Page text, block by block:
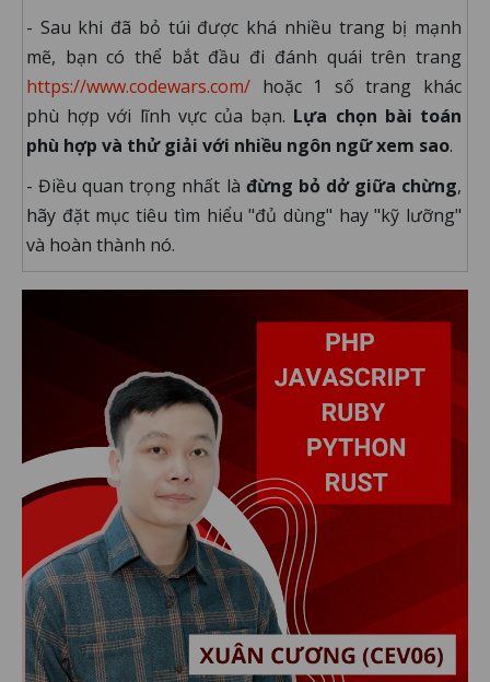
- Sau khi đã bỏ túi được khá nhiều trang bị mạnh
mẽ, bạn có thể bắt đầu đi đánh quái trên trang
https://www.codewars.com/ hoặc 1 số trang khác
phù hợp với lĩnh vực của bạn. Lựa chọn bài toán
phù hợp và thử giải với nhiều ngôn ngữ xem sao.
- Điều quan trọng nhất là đừng bỏ dở giữa chừng,
hãy đặt mục tiêu tìm hiểu "đủ dùng" hay "kỹ lưỡng"
và hoàn thành nó.